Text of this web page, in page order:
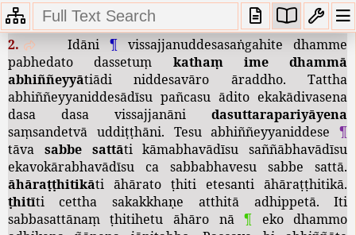
Abhiññeyyaniddesavaṇṇanā
2. Idāni ¶ vissajjanuddesasaṅgahite
dhamme
pabhedato
dassetuṃ kathaṃ ime
dhammā
abhiññeyyātiādi niddesavāro āraddho.Tattha
abhiññeyyaniddesādīsu pañcasu ādito ekakādivasena
dasa
dasa vissajjanāni
dasuttarapariyāyena
saṃsandetvā uddiṭṭhāni. Tesu abhiññeyyaniddese
¶
tāva
sabbe sattāti kāmabhavādīsu
saññābhavādīsu
ekavokārabhavādīsu
ca sabbabhavesu sabbe sattā.
āhāraṭṭhitikāti āhārato ṭhiti etesanti āhāraṭṭhitikā.
ṭhitīti cettha sakakkhaṇe atthitā adhippetā.Iti
sabbasattānaṃ ṭhitihetu āhāro nā ¶ eko dhammo